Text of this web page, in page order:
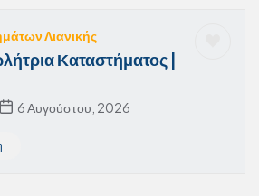
Λιανικής
Καταστήματος |
6 Αυγούστου, 2026